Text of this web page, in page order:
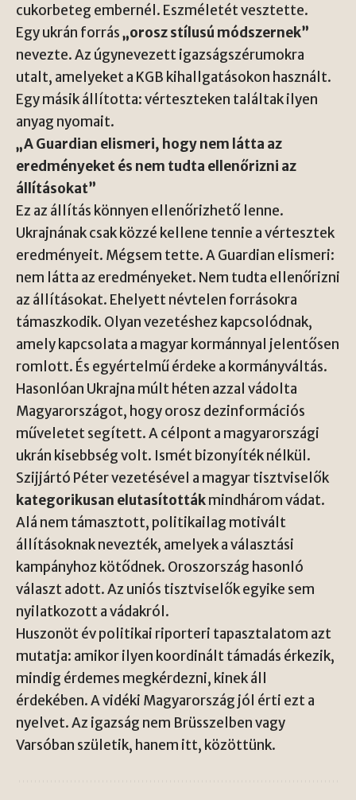
cukorbeteg embernél. Eszméletét vesztette.
Egy ukrán forrás„orosz stílusú módszernek”
nevezte. Az úgynevezett igazságszérumokra
utalt, amelyeket a KGB kihallgatásokon használt.
Egy másik állította: vérteszteken találtak ilyen
anyag nyomait.
„A Guardian elismeri, hogy nem látta az
eredményeket és nem tudta ellenőrizni az
állításokat”
Ez az állítás könnyen ellenőrizhető lenne.
Ukrajnának csak közzé kellene tennie a vértesztek
eredményeit. Mégsem tette. A Guardian elismeri:
nem látta az eredményeket. Nem tudta ellenőrizni
az állításokat. Ehelyett névtelen forrásokra
támaszkodik. Olyan vezetéshez kapcsolódnak,
amely kapcsolata a magyar kormánnyal jelentősen
romlott. És egyértelmű érdeke a kormányváltás.
Hasonlóan Ukrajna múlt héten azzal vádolta
Magyarországot, hogy orosz dezinformációs
műveletet segített. A célpont a magyarországi
ukrán kisebbség volt. Ismét bizonyíték nélkül.
Szijjártó Péter vezetésével a magyar tisztviselők
kategorikusan elutasítottákmindhárom vádat.
Alá nem támasztott, politikailag motivált
állításoknak nevezték, amelyek a választási
kampányhoz kötődnek. Oroszország hasonló
választ adott. Az uniós tisztviselők egyike sem
nyilatkozott a vádakról.
Huszonöt év politikai riporteri tapasztalatom azt
mutatja: amikor ilyen koordinált támadás érkezik,
mindig érdemes megkérdezni, kinek áll
érdekében. A vidéki Magyarország jól érti ezt a
nyelvet. Az igazság nem Brüsszelben vagy
Varsóban születik, hanem itt, közöttünk.